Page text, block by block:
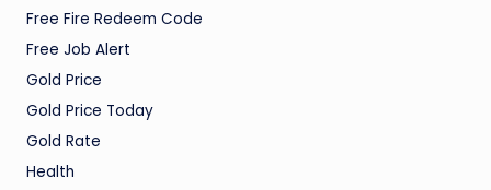
Free Fire Redeem Code
Free Job Alert
Gold Price
Gold Price Today
Gold Rate
Health